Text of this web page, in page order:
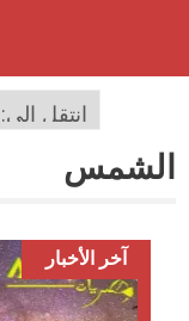
الشمس
آخر الأخبار